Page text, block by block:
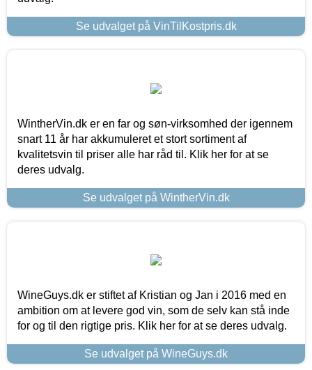
Se udvalget på VinTilKostpris.dk
WintherVin.dk er en far og søn-virksomhed der igennem
snart 11 år har akkumuleret et stort sortiment af
kvalitetsvin til priser alle har råd til. Klik her for at se
deres udvalg.
Se udvalget på WintherVin.dk
WineGuys.dk er stiftet af Kristian og Jan i 2016 med en
ambition om at levere god vin, som de selv kan stå inde
for og til den rigtige pris. Klik her for at se deres udvalg.
Se udvalget på WineGuys.dk